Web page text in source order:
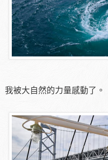
我被大自然的力量感動了。